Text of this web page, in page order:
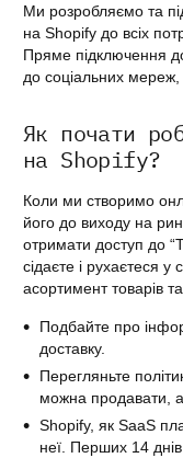
Ми розробляємо та
на Shopify до всіх
Пряме підключення
до соціальних мереж,
Як почати
на Shopify?
Коли ми створимо
його до виходу на
отримати доступ до
сідаєте і рухаєтеся у
асортимент товарів
Подбайте про
доставку.
Перегляньте
можна продавати, а
Shopify, як SaaS
неї. Перших 14